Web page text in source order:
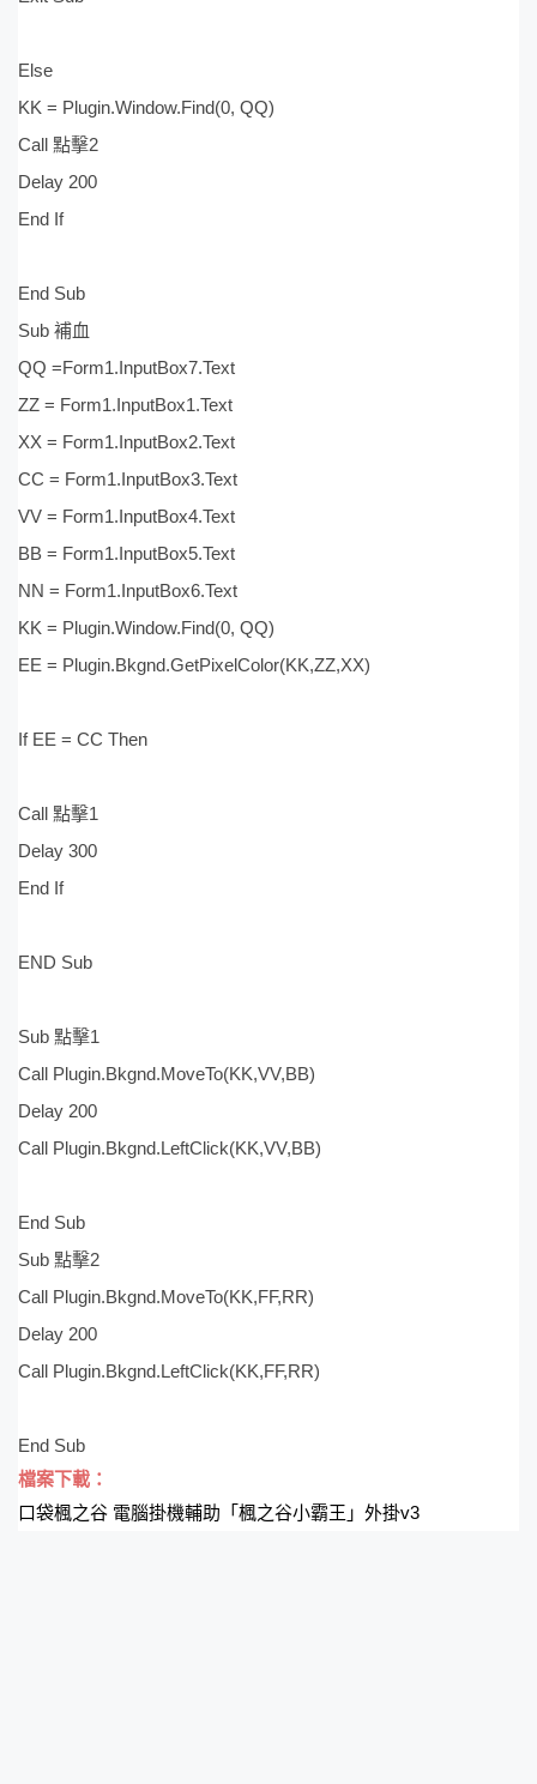
Else
KK = Plugin.Window.Find(0, QQ)
Call 點擊2
Delay 200
End If
End Sub
Sub 補血
QQ =Form1.InputBox7.Text
ZZ = Form1.InputBox1.Text
XX = Form1.InputBox2.Text
CC = Form1.InputBox3.Text
VV = Form1.InputBox4.Text
BB = Form1.InputBox5.Text
NN = Form1.InputBox6.Text
KK = Plugin.Window.Find(0, QQ)
EE = Plugin.Bkgnd.GetPixelColor(KK,ZZ,XX)
If EE = CC Then
Call 點擊1
Delay 300
End If
END Sub
Sub 點擊1
Call Plugin.Bkgnd.MoveTo(KK,VV,BB)
Delay 200
Call Plugin.Bkgnd.LeftClick(KK,VV,BB)
End Sub
Sub 點擊2
Call Plugin.Bkgnd.MoveTo(KK,FF,RR)
Delay 200
Call Plugin.Bkgnd.LeftClick(KK,FF,RR)
End Sub
檔案下載：
口袋楓之谷 電腦掛機輔助「楓之谷小霸王」外掛v3